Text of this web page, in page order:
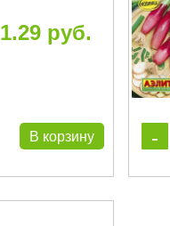
1.29 руб.
В корзину